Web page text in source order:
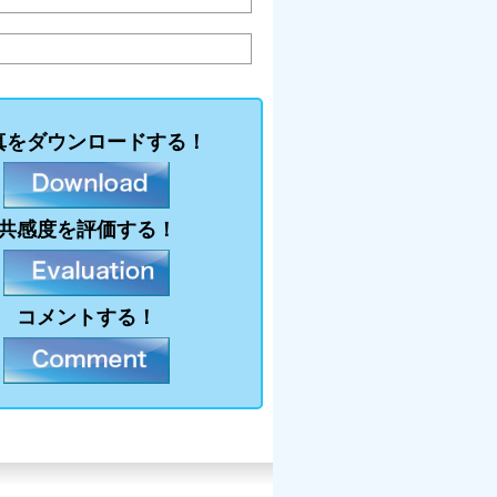
をダウンロードする！
感度を評価する！
コメントする！